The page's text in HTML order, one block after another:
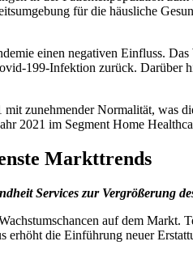
für die häusliche
einen negativen Einfluss.
199-Infektion zurück. Darüber
zunehmender Normalität, was
2021 im Segment Home
Markttrends
Services zur Vergrößerung
auf dem Markt.
die Einführung neuer